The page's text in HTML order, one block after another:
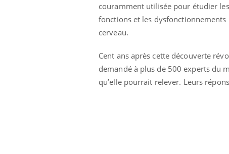
couramment utilisée pour étudier les
fonctions et les dysfonctionnements
cerveau.
Cent ans après cette découverte
demandé à plus de 500 experts du
qu’elle pourrait relever. Leurs